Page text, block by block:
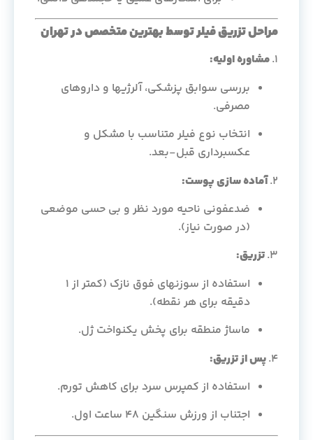
مراحل تزریق فیلر توسط بهترین متخصص در تهران
۱. مشاوره اولیه:
بررسی سوابق پزشکی، آلرژیها و داروهای
مصرفی.
انتخاب نوع فیلر متناسب با مشکل و
عکسبرداری قبل-بعد.
۲. آماده سازی پوست:
ضدعفونی ناحیه مورد نظر و بی حسی موضعی
(در صورت نیاز).
۳. تزریق:
استفاده از سوزنهای فوق نازک (کمتر از ۱
دقیقه برای هر نقطه).
ماساژ منطقه برای پخش یکنواخت ژل.
۴. پس از تزریق:
استفاده از کمپرس سرد برای کاهش تورم.
اجتناب از ورزش سنگین ۴۸ ساعت اول.